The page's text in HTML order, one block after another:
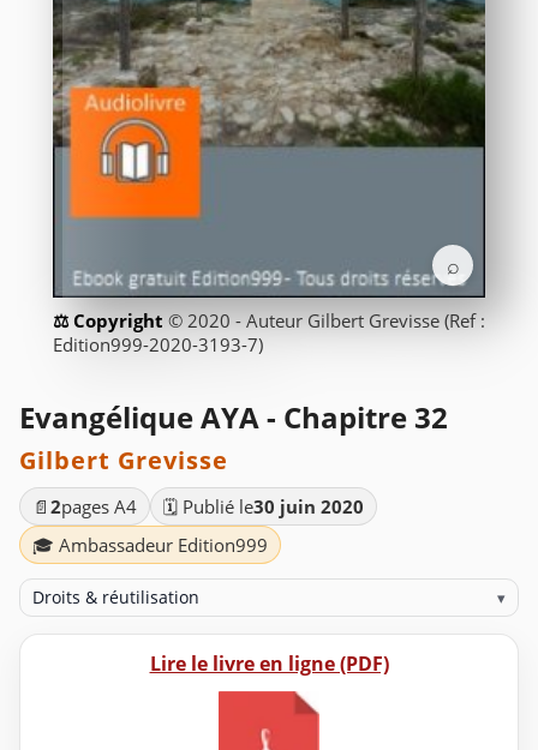
⌕
© 2020 - Auteur Gilbert Grevisse (Ref :
Edition999-2020-3193-7)
Evangélique AYA - Chapitre 32
Gilbert Grevisse
📄 2pages A4 🗓️ Publié le30 juin 2020
🎓 Ambassadeur Edition999
Droits & réutilisation ▾
Lire le livre en ligne (PDF)